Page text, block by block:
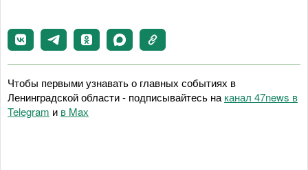
Чтобы первыми узнавать о главных событиях в
Ленинградской области - подписывайтесь на канал 47news в
Telegram и в Maх